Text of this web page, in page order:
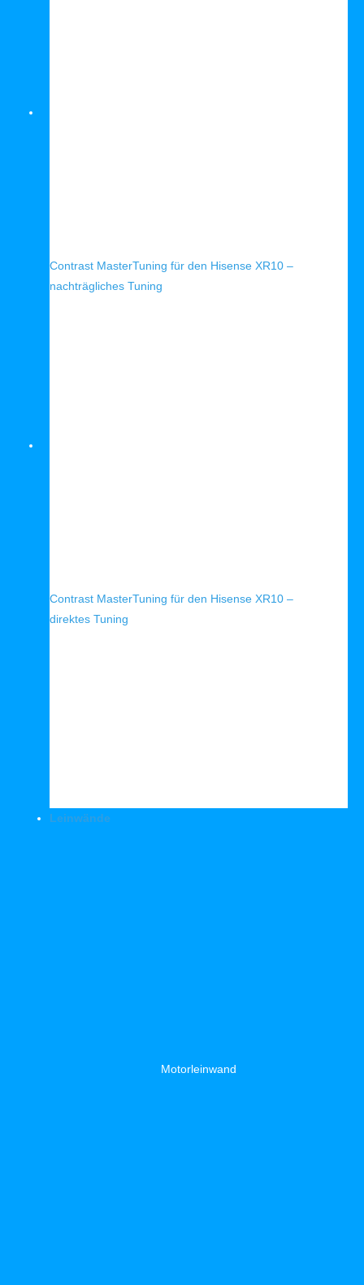
Contrast MasterTuning für den Hisense XR10 –
nachträgliches Tuning
Contrast MasterTuning für den Hisense XR10 –
direktes Tuning
Leinwände
Motorleinwand